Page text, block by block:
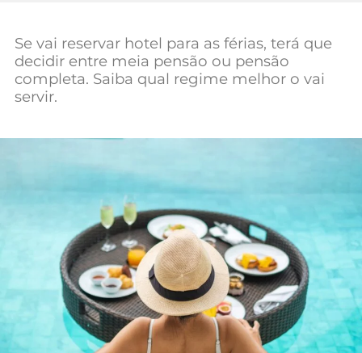
Negócios
Mundial 2026
Se vai reservar hotel para as férias, terá que
decidir entre meia pensão ou pensão
completa. Saiba qual regime melhor o vai
servir.